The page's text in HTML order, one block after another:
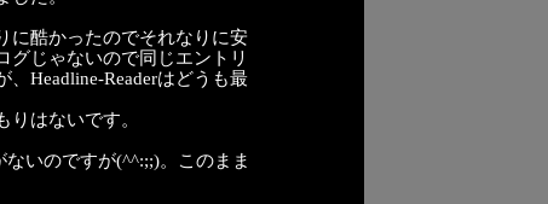
に酷かったのでそれなりに安
グじゃないので同じエントリ
Headline-Readerはどうも最
はないです。
いのですが(^^:;;)。このまま